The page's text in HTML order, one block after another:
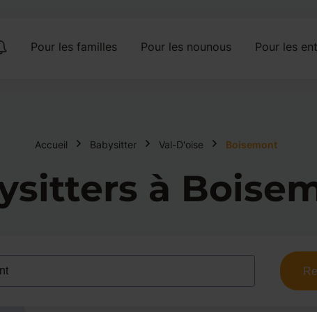
Pour les familles Pour les nounous Pour les
Accueil Babysitter Val-D'oise Boisemont
à